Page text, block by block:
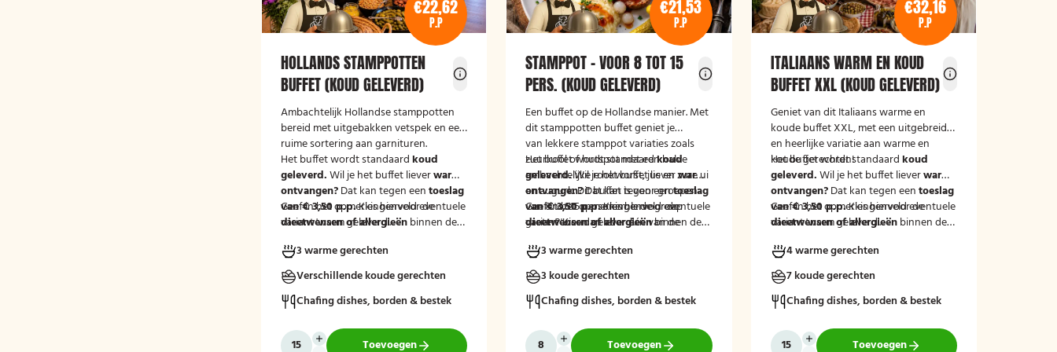
€22,62
P.P
HOLLANDS STAMPPOTTEN
BUFFET (KOUD GELEVERD)
Ambachtelijk Hollandse stamppotten
bereid met uitgebakken vetspek en een
ruime sortering aan garnituren.
Het buffet wordt standaardkoud
geleverd.Wil je het buffet lieverwarm
ontvangen?Dat kan tegen eentoeslag
van € 3,50 p.p.Kies hiervoor de
variant 'warm geleverd'.
Geef in het opmerkingenveld eventuele
dieetwensen of allergieënbinnen de
mee kunnen houden.
3 warme gerechten
Verschillende koude gerechten
Chafing dishes, borden & bestek
Toevoegen
€21,53
P.P
STAMPPOT - VOOR 8 TOT 15
PERS. (KOUD GELEVERD)
Een buffet op de Hollandse manier. Met
dit stamppotten buffet geniet je
van lekkere stamppot variaties zoals
zuurkool of hutspot met een halve
ambachtelijke rookworst, jus en zure ui
en augurk. Dit buffet is voor groepen
van 8 tot 15 personen. Is de groep
groter? Kies dan voor één van de
Het buffet wordt standaardkoud
geleverd.Wil je het buffet lieverwarm
ontvangen?Dat kan tegen eentoeslag
van € 3,50 p.p.Kies hiervoor de
variant 'warm geleverd'.
Geef in het opmerkingenveld eventuele
dieetwensen of allergieënbinnen de
mee kunnen houden.
3 warme gerechten
3 koude gerechten
Chafing dishes, borden & bestek
Toevoegen
€32,16
P.P
ITALIAANS WARM EN KOUD
BUFFET XXL (KOUD GELEVERD)
Geniet van dit Italiaans warme en
koude buffet XXL, met een uitgebreide
en heerlijke variatie aan warme en
koude gerechten!
Het buffet wordt standaardkoud
geleverd.Wil je het buffet lieverwarm
ontvangen?Dat kan tegen eentoeslag
van € 3,50 p.p.Kies hiervoor de
variant 'warm geleverd'.
Geef in het opmerkingenveld eventuele
dieetwensen of allergieënbinnen de
mee kunnen houden.
4 warme gerechten
7 koude gerechten
Chafing dishes, borden & bestek
Toevoegen